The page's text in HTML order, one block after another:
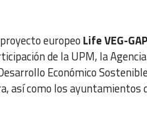
europeo Life VEG-GAP
de la UPM, la
Económico
así como los ayuntamientos